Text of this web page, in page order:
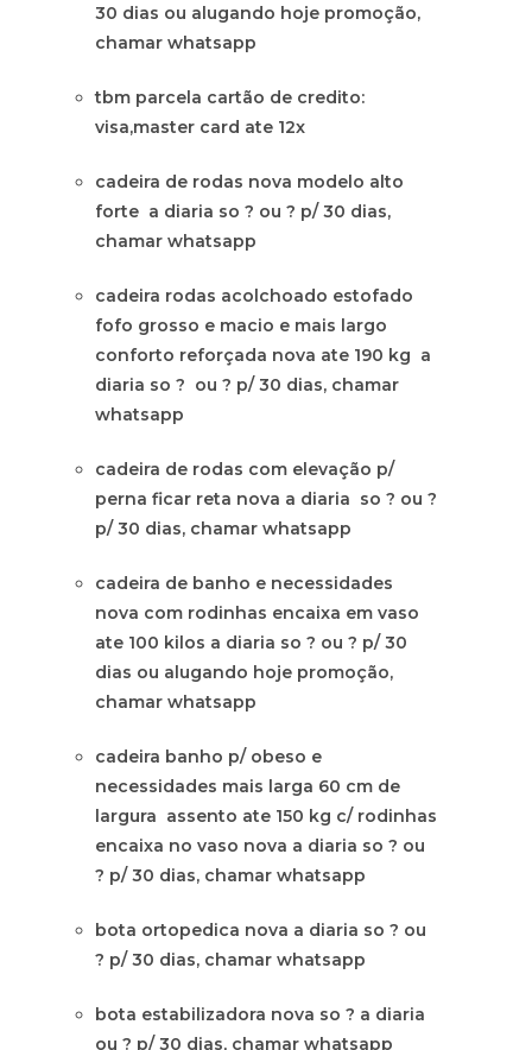
30 dias ou alugando hoje promoção,
chamar whatsapp
tbm parcela cartão de credito:
visa,master card ate 12x
cadeira de rodas nova modelo alto
forte a diaria so ? ou ? p/ 30 dias,
chamar whatsapp
cadeira rodas acolchoado estofado
fofo grosso e macio e mais largo
conforto reforçada nova ate 190 kg a
diaria so ? ou ? p/ 30 dias, chamar
whatsapp
cadeira de rodas com elevação p/
perna ficar reta nova a diaria so ? ou ?
p/ 30 dias, chamar whatsapp
cadeira de banho e necessidades
nova com rodinhas encaixa em vaso
ate 100 kilos a diaria so ? ou ? p/ 30
dias ou alugando hoje promoção,
chamar whatsapp
cadeira banho p/ obeso e
necessidades mais larga 60 cm de
largura assento ate 150 kg c/ rodinhas
encaixa no vaso nova a diaria so ? ou
? p/ 30 dias, chamar whatsapp
bota ortopedica nova a diaria so ? ou
? p/ 30 dias, chamar whatsapp
bota estabilizadora nova so ? a diaria
ou ? p/ 30 dias, chamar whatsapp